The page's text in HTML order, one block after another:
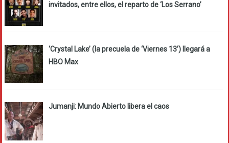
invitados, entre ellos, el reparto de ‘Los Serrano’
‘Crystal Lake’ (la precuela de ‘Viernes 13’) llegará a
HBO Max
Jumanji: Mundo Abierto libera el caos